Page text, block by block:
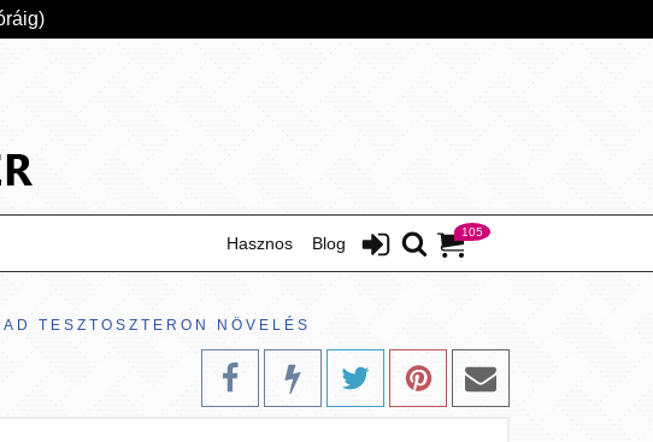
105
Blog
Hasznos
TESZTOSZTERON NÖVELÉS